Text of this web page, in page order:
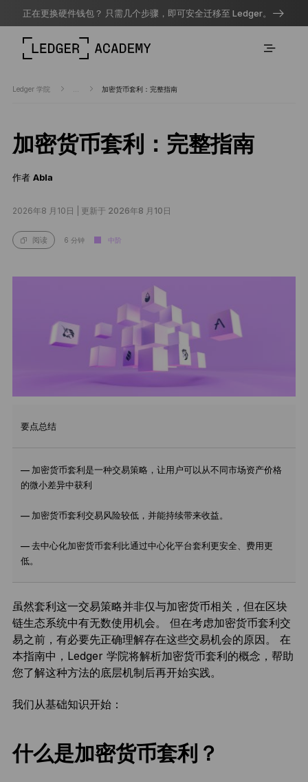
正在更换硬件钱包？ 只需几个步骤，即可安全迁移至 Ledger。
Ledger 学院 加密货币套利：完整指南
加密货币套利：完整指南
作者 Abla
2026年8 月10日 | 更新于 2026年8 月10日
阅读 6 分钟 中阶
要点总结
— 加密货币套利是一种交易策略，让用户可以从不同市场资产价格
的微小差异中获利
— 加密货币套利交易风险较低，并能持续带来收益。
— 去中心化加密货币套利比通过中心化平台套利更安全、费用更
低。
虽然套利这一交易策略并非仅与加密货币相关，但在区块
链生态系统中有无数使用机会。 但在考虑加密货币套利交
易之前，有必要先正确理解存在这些交易机会的原因。 在
本指南中，Ledger 学院将解析加密货币套利的概念，帮助
您了解这种方法的底层机制后再开始实践。
我们从基础知识开始：
什么是加密货币套利？